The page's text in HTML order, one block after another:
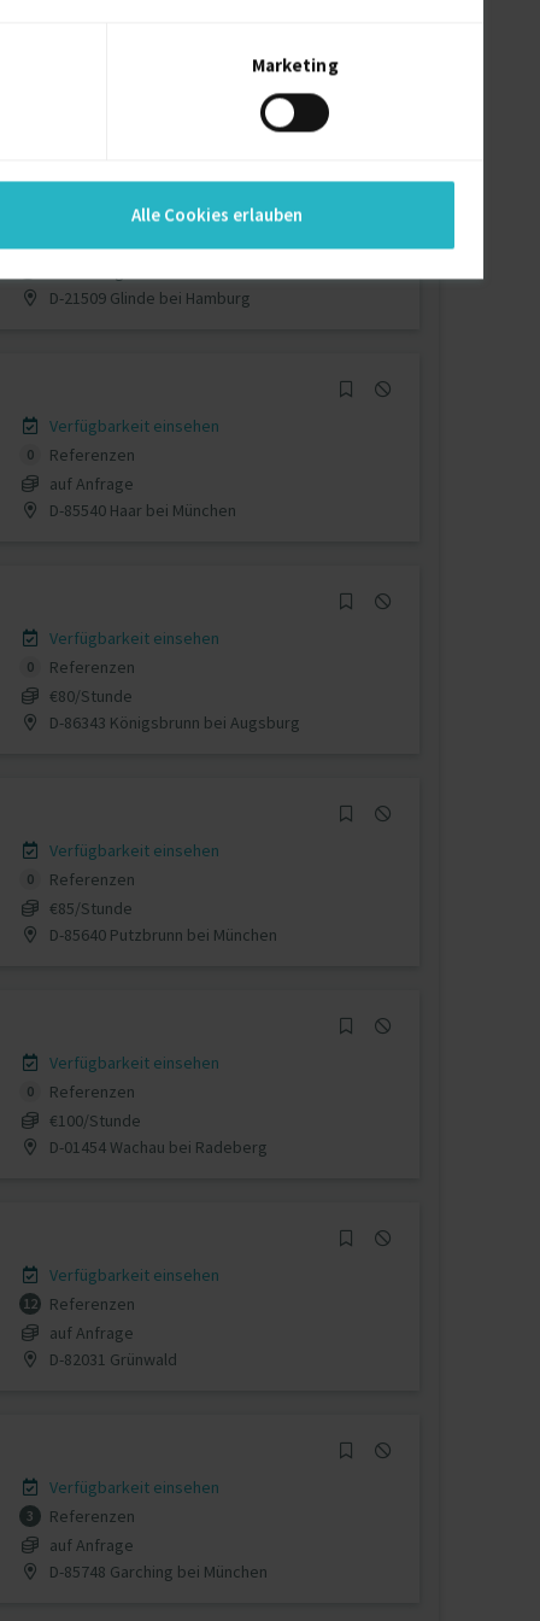
Marketing
Alle Cookies erlauben
Verfügbarkeit einsehen
D-21509 Glinde bei Hamburg
Verfügbarkeit einsehen
0
Referenzen
auf Anfrage
D-85540 Haar bei München
Verfügbarkeit einsehen
0
Referenzen
€80/Stunde
D-86343 Königsbrunn bei Augsburg
Verfügbarkeit einsehen
0
Referenzen
€85/Stunde
D-85640 Putzbrunn bei München
Verfügbarkeit einsehen
0
Referenzen
€100/Stunde
D-01454 Wachau bei Radeberg
Verfügbarkeit einsehen
12
Referenzen
auf Anfrage
D-82031 Grünwald
Verfügbarkeit einsehen
3
Referenzen
auf Anfrage
D-85748 Garching bei München